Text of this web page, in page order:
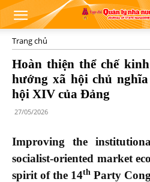
Trang chủ
Hoàn thiện thể chế
hướng xã hội chủ
hội XIV của Đảng
27/05/2026
Improving the
socialist-oriented market
spirit of the 14th Party